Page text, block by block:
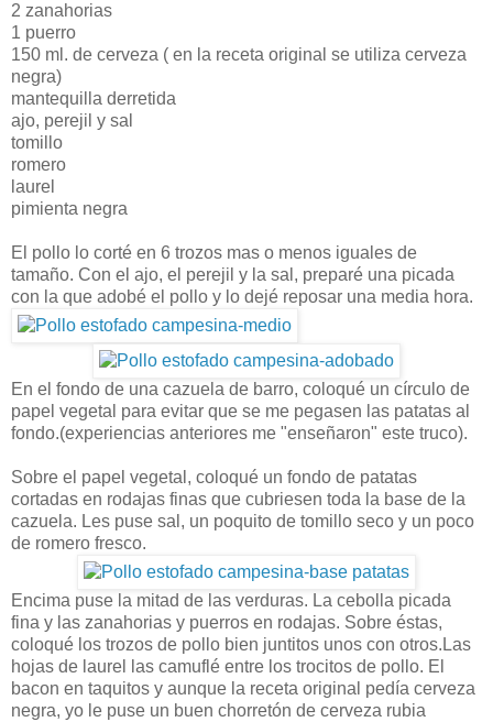
2 zanahorias
1 puerro
150 ml. de cerveza ( en la receta original se utiliza cerveza
negra)
mantequilla derretida
ajo, perejil y sal
tomillo
romero
laurel
pimienta negra
El pollo lo corté en 6 trozos mas o menos iguales de
tamaño. Con el ajo, el perejil y la sal, preparé una picada
con la que adobé el pollo y lo dejé reposar una media hora.
En el fondo de una cazuela de barro, coloqué un círculo de
papel vegetal para evitar que se me pegasen las patatas al
fondo.(experiencias anteriores me "enseñaron" este truco).
Sobre el papel vegetal, coloqué un fondo de patatas
cortadas en rodajas finas que cubriesen toda la base de la
cazuela. Les puse sal, un poquito de tomillo seco y un poco
de romero fresco.
Encima puse la mitad de las verduras. La cebolla picada
fina y las zanahorias y puerros en rodajas. Sobre éstas,
coloqué los trozos de pollo bien juntitos unos con otros.Las
hojas de laurel las camuflé entre los trocitos de pollo. El
bacon en taquitos y aunque la receta original pedía cerveza
negra, yo le puse un buen chorretón de cerveza rubia